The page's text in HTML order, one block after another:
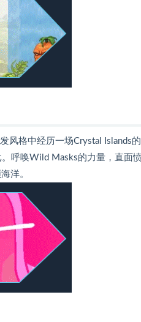
风格中经历一场Crystal Islands
呼唤Wild Masks的力量，直面
洋。